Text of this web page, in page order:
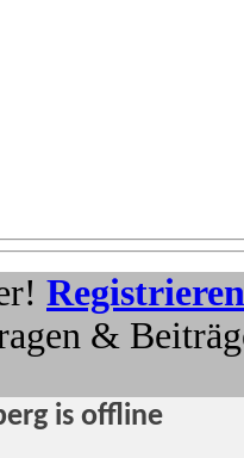
Registrieren
&